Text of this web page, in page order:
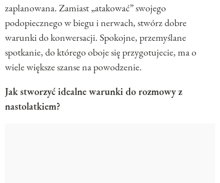
zaplanowana. Zamiast „atakować” swojego
podopiecznego w biegu i nerwach, stwórz dobre
warunki do konwersacji. Spokojne, przemyślane
spotkanie, do którego oboje się przygotujecie, ma o
wiele większe szanse na powodzenie.
Jak stworzyć idealne warunki do rozmowy z
nastolatkiem?